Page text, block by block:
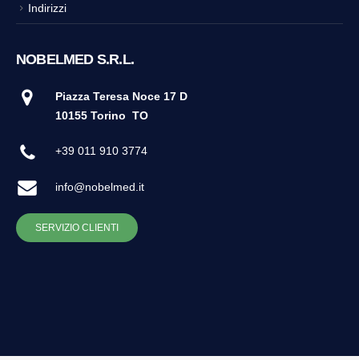
Indirizzi
NOBELMED S.R.L.
Piazza Teresa Noce 17 D
10155 Torino TO
+39 011 910 3774
info@nobelmed.it
SERVIZIO CLIENTI